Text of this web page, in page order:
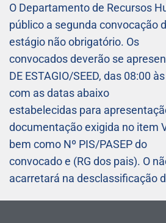
O Departamento de Recursos
público a segunda convocação
estágio não obrigatório. Os
convocados deverão se
DE ESTAGIO/SEED, das 08:00
com as datas abaixo
estabelecidas para
documentação exigida no item
bem como Nº PIS/PASEP do
convocado e (RG dos pais). O
acarretará na desclassificação